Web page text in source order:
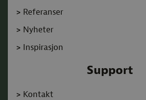
> Referanser
> Nyheter
> Inspirasjon
Support
> Kontakt